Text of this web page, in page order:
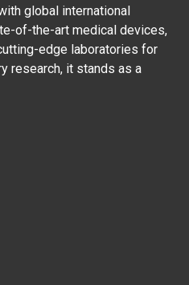
global international
of-the-art medical devices,
edge laboratories for
research, it stands as a